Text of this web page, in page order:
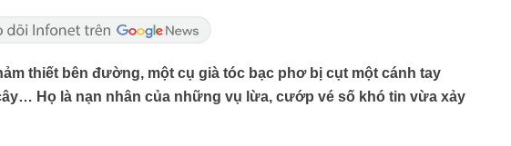
thiết bên đường, một cụ già tóc bạc phơ bị cụt một cánh tay
Họ là nạn nhân của những vụ lừa, cướp vé số khó tin vừa xảy